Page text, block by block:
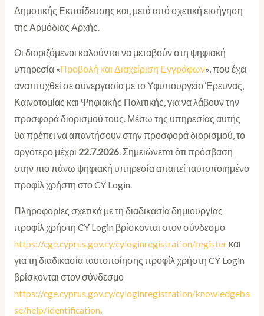
Δημοτικής Εκπαίδευσης και, μετά από σχετική εισήγηση
της Aρμόδιας Aρχής.
Οι διοριζόμενοι καλούνται να μεταβούν στη ψηφιακή
υπηρεσία «Προβολή και Διαχείριση Εγγράφων», που έχει
αναπτυχθεί σε συνεργασία με το Υφυπουργείο Έρευνας,
Καινοτομίας και Ψηφιακής Πολιτικής, για να λάβουν την
προσφορά διορισμού τους. Μέσω της υπηρεσίας αυτής
θα πρέπει να απαντήσουν στην προσφορά διορισμού, το
αργότερο μέχρι 22.7.2026. Σημειώνεται ότι πρόσβαση
στην πιο πάνω ψηφιακή υπηρεσία απαιτεί ταυτοποιημένο
προφίλ χρήστη στο CY Login.
Πληροφορίες σχετικά με τη διαδικασία δημιουργίας
προφίλ χρήστη CY Login βρίσκονται στον σύνδεσμο
https://cge.cyprus.gov.cy/cyloginregistration/registerκαι
για τη διαδικασία ταυτοποίησης προφίλ χρήστη CY Login
βρίσκονται στον σύνδεσμο
https://cge.cyprus.gov.cy/cyloginregistration/knowledgeba
se/help/identification.